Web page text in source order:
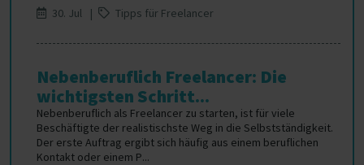
30. Jul |
Tipps für Freelancer
Nebenberuflich Freelancer: Die
wichtigsten Schritt...
Nebenberuflich als Freelancer zu starten, ist für viele
Beschäftigte der realistischste Weg in die Selbstständigkeit.
Der erste Auftrag ergibt sich häufig aus einem beruflichen
Kontakt oder einem P...